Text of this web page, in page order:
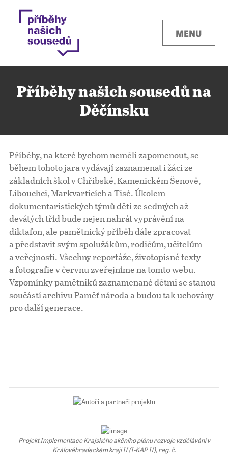
MENU
Kontakty
Místa
O projektu
Pro města
Pro školy
Příběhy našich sousedů
Příběhy našich sousedů na
Děčínsku
Příběhy, na které bychom neměli zapomenout, se
během tohoto jara vydávají zaznamenat i žáci ze
základních škol v Chřibské, Kamenickém Šenově,
Libouchci, Markvarticích a Tisé. Úkolem
dokumentaristických týmů dětí ze sedmých až
devátých tříd bude nejen nahrát vyprávění na
diktafon, ale pamětnický příběh dále zpracovat
a představit svým spolužákům, rodičům, učitelům
a veřejnosti. Všechny reportáže, životopisné texty
a fotografie v červnu zveřejníme na tomto webu.
Vzpomínky pamětníků zaznamenané dětmi se stanou
součástí archivu Paměť národa a budou tak uchovány
pro další generace.
Projekt Implementace Krajského akčního plánu rozvoje vzdělávání v
Královéhradeckém kraji II (I-KAP II), reg. č.